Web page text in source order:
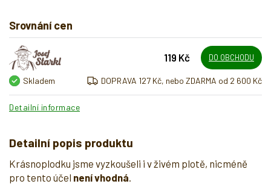
Srovnání cen
119 Kč DO OBCHODU
Skladem DOPRAVA 127 Kč, nebo ZDARMA od 2 600 Kč
Detailní informace
Detailní popis produktu
Krásnoplodku jsme vyzkoušeli i v živém plotě, nicméně
pro tento účel není vhodná